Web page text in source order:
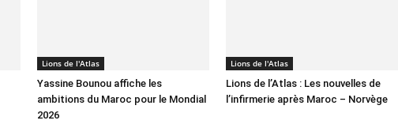
Lions de l'Atlas
Yassine Bounou affiche les
ambitions du Maroc pour le Mondial
2026
Lions de l'Atlas
Lions de l’Atlas : Les nouvelles de
l’infirmerie après Maroc – Norvège